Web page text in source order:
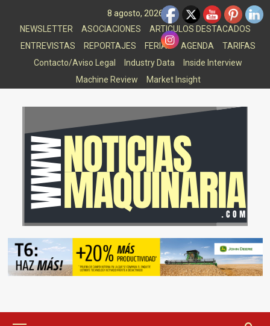
8 agosto, 2026
NEWSLETTER
ASOCIACIONES
ARTICULOS DESTACADOS
ENTREVISTAS
REPORTAJES FERIAS AGENDA
TARIFAS
Contacto/Aviso Legal
Industry Data
Inside Interview
Machine Review
Market Insight